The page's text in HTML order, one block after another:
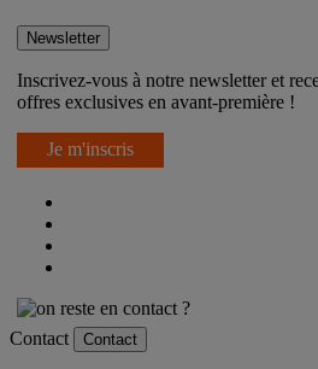
Newsletter
Inscrivez-vous à notre newsletter et
offres exclusives en avant-première !
Je m'inscris
Contact Contact